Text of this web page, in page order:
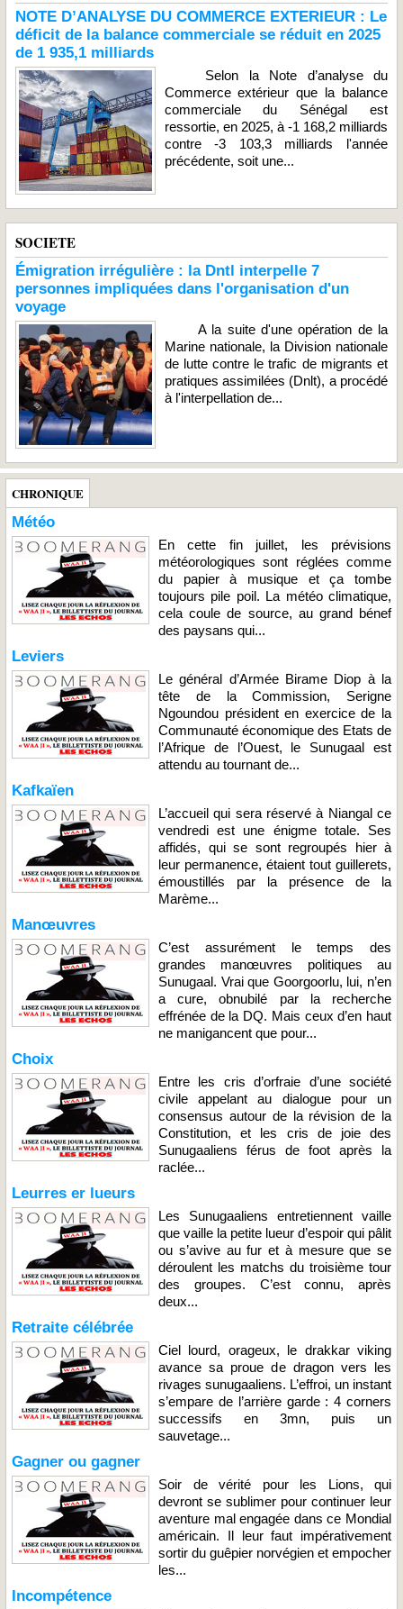
NOTE D’ANALYSE DU COMMERCE EXTERIEUR : Le
déficit de la balance commerciale se réduit en 2025
de 1 935,1 milliards
Selon la Note d’analyse du
Commerce extérieur que la balance
commerciale du Sénégal est
ressortie, en 2025, à -1 168,2 milliards
contre -3 103,3 milliards l'année
précédente, soit une...
SOCIETE
Émigration irrégulière : la Dntl interpelle 7
personnes impliquées dans l'organisation d'un
voyage
A la suite d'une opération de la
Marine nationale, la Division nationale
de lutte contre le trafic de migrants et
pratiques assimilées (Dnlt), a procédé
à l'interpellation de...
CHRONIQUE
Météo
En cette fin juillet, les prévisions
météorologiques sont réglées comme
du papier à musique et ça tombe
toujours pile poil. La météo climatique,
cela coule de source, au grand bénef
des paysans qui...
Leviers
Le général d’Armée Birame Diop à la
tête de la Commission, Serigne
Ngoundou président en exercice de la
Communauté économique des Etats de
l’Afrique de l’Ouest, le Sunugaal est
attendu au tournant de...
Kafkaïen
L’accueil qui sera réservé à Niangal ce
vendredi est une énigme totale. Ses
affidés, qui se sont regroupés hier à
leur permanence, étaient tout guillerets,
émoustillés par la présence de la
Marème...
Manœuvres
C’est assurément le temps des
grandes manœuvres politiques au
Sunugaal. Vrai que Goorgoorlu, lui, n’en
a cure, obnubilé par la recherche
effrénée de la DQ. Mais ceux d’en haut
ne manigancent que pour...
Choix
Entre les cris d’orfraie d’une société
civile appelant au dialogue pour un
consensus autour de la révision de la
Constitution, et les cris de joie des
Sunugaaliens férus de foot après la
raclée...
Leurres er lueurs
Les Sunugaaliens entretiennent vaille
que vaille la petite lueur d’espoir qui pâlit
ou s’avive au fur et à mesure que se
déroulent les matchs du troisième tour
des groupes. C’est connu, après
deux...
Retraite célébrée
Ciel lourd, orageux, le drakkar viking
avance sa proue de dragon vers les
rivages sunugaaliens. L’effroi, un instant
s’empare de l’arrière garde : 4 corners
successifs en 3mn, puis un
sauvetage...
Gagner ou gagner
Soir de vérité pour les Lions, qui
devront se sublimer pour continuer leur
aventure mal engagée dans ce Mondial
américain. Il leur faut impérativement
sortir du guêpier norvégien et empocher
les...
Incompétence